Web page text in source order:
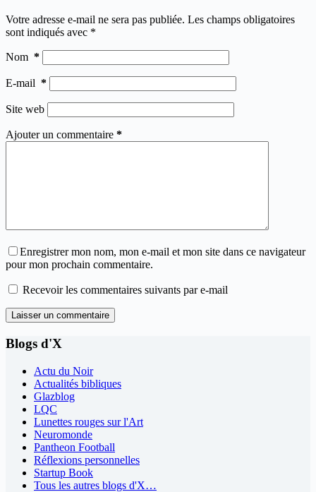
Votre adresse e-mail ne sera pas publiée. Les champs obligatoires
sont indiqués avec *
Nom *
E-mail *
Site web
Ajouter un commentaire *
Enregistrer mon nom, mon e-mail et mon site dans ce navigateur
pour mon prochain commentaire.
Recevoir les commentaires suivants par e-mail
Laisser un commentaire
Blogs d'X
Actu du Noir
Actualités bibliques
Glazblog
LQC
Lunettes rouges sur l'Art
Neuromonde
Pantheon Football
Réflexions personnelles
Startup Book
Tous les autres blogs d'X…